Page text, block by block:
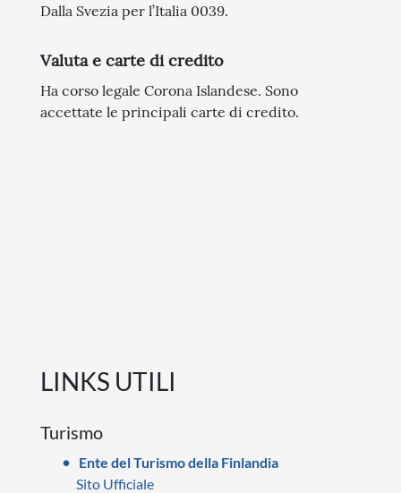
Dalla Svezia per l’Italia 0039.
Valuta e carte di credito
Ha corso legale Corona Islandese. Sono
accettate le principali carte di credito.
LINKS UTILI
Turismo
Ente del Turismo della Finlandia
Sito Ufficiale